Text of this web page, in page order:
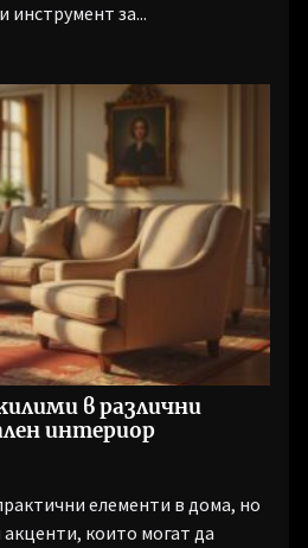
инструмент за...
в различни
интериор
елементи в дома, но
които могат да